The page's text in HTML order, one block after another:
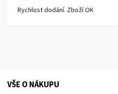
Rychlost dodání. Zboží OK
VŠE O NÁKUPU